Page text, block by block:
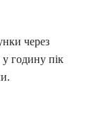
через
у годину пік